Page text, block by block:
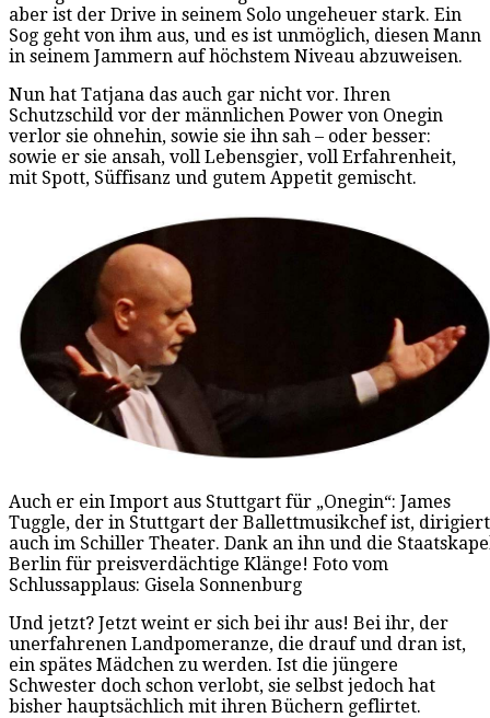
aber ist der Drive in seinem Solo ungeheuer stark. Ein
Sog geht von ihm aus, und es ist unmöglich, diesen Mann
in seinem Jammern auf höchstem Niveau abzuweisen.
Nun hat Tatjana das auch gar nicht vor. Ihren
Schutzschild vor der männlichen Power von Onegin
verlor sie ohnehin, sowie sie ihn sah – oder besser:
sowie er sie ansah, voll Lebensgier, voll Erfahrenheit,
mit Spott, Süffisanz und gutem Appetit gemischt.
Auch er ein Import aus Stuttgart für „Onegin“: James
Tuggle, der in Stuttgart der Ballettmusikchef ist, dirigiert
auch im Schiller Theater. Dank an ihn und die
Berlin für preisverdächtige Klänge! Foto vom
Schlussapplaus: Gisela Sonnenburg
Und jetzt? Jetzt weint er sich bei ihr aus! Bei ihr, der
unerfahrenen Landpomeranze, die drauf und dran ist,
ein spätes Mädchen zu werden. Ist die jüngere
Schwester doch schon verlobt, sie selbst jedoch hat
bisher hauptsächlich mit ihren Büchern geflirtet.